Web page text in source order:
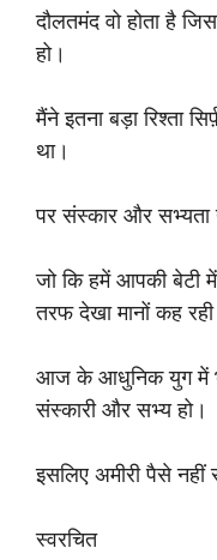
दौलतमंद वो होता है
हो।
मैंने इतना बड़ा रिश्ता
था।
पर संस्कार और सभ्यता
जो कि हमें आपकी बेटी
तरफ देखा मानों कह
आज के आधुनिक युग में
संस्कारी और सभ्य हो।
इसलिए अमीरी पैसे नहीं
स्वरचित